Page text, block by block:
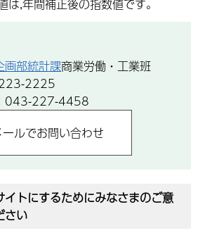
,年間補正後の指数値です。
画部統計課商業労働・工業班
2225
043-227-4458
イトにするためにみなさまのご意
さい